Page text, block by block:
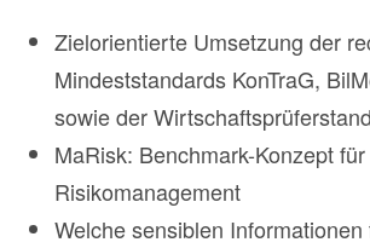
Zielorientierte Umsetzung der
Mindeststandards KonTraG,
sowie der
MaRisk: Benchmark-Konzept
Risikomanagement
Welche sensiblen